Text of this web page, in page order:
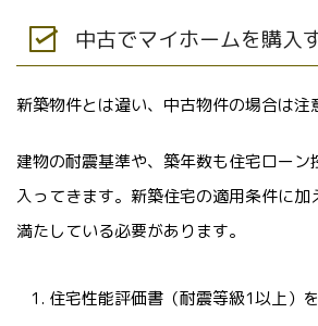
中古でマイホームを購入
新築物件とは違い、中古物件の場合は注
建物の耐震基準や、築年数も住宅ローン
入ってきます。新築住宅の適用条件に加
満たしている必要があります。
住宅性能評価書（耐震等級1以上）